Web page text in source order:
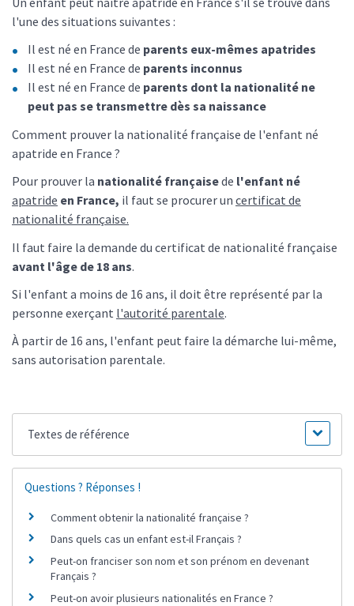
l'une des situations suivantes :
Il est né en France de parents eux-mêmes apatrides
Il est né en France de parents inconnus
Il est né en France de parents dont la nationalité ne
peut pas se transmettre dès sa naissance
Comment prouver la nationalité française de l'enfant né
apatride en France ?
Pour prouver la nationalité françaisede l'enfant né
apatride en France, il faut se procurer un certificat de
nationalité française.
Il faut faire la demande du certificat de nationalité française
avant l'âge de 18 ans.
Si l'enfant a moins de 16 ans, il doit être représenté par la
personne exerçant l'autorité parentale.
À partir de 16 ans, l'enfant peut faire la démarche lui-même,
sans autorisation parentale.
Textes de référence
Questions ? Réponses !
Comment obtenir la nationalité française ?
Dans quels cas un enfant est-il Français ?
Peut-on franciser son nom et son prénom en devenant
Français ?
Peut-on avoir plusieurs nationalités en France ?